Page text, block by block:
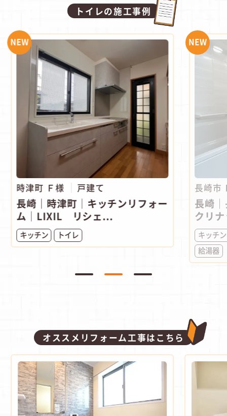
トイレの施工事例
NEW
時津町 Ｆ様 戸建て
長崎｜時津町│キッチンリフォー
ム│LIXIL リシェ...
キッチン トイレ
NEW
長崎市
長崎
クリ
キッチン
給湯器
オススメリフォーム工事はこちら